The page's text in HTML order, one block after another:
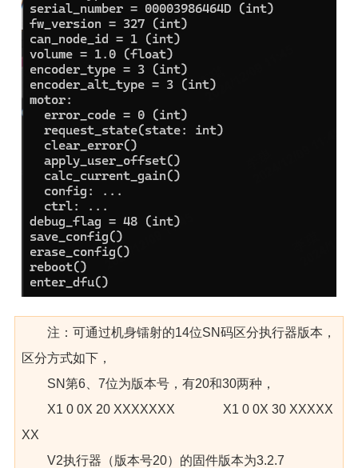
注：可通过机身镭射的14位SN码区分执行器版本，
区分方式如下，
SN第6、7位为版本号，有20和30两种，
X1 0 0X 20 XXXXXXX X1 0 0X 30 XXXXX
XX
V2执行器（版本号20）的固件版本为3.2.7